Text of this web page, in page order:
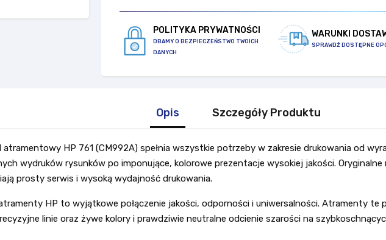
POLITYKA PRYWATNOŚCI
DBAMY O BEZPIECZEŃSTWO TWOICH
DANYCH
WARUNKI
SPRAWDŹ DOSTĘPNE
Opis Szczegóły Produktu
atramentowy HP 761 (CM992A) spełnia wszystkie potrzeby w zakresie drukowania od
wydruków rysunków po imponujące, kolorowe prezentacje wysokiej jakości. Oryginalne
prosty serwis i wysoką wydajność drukowania.
HP to wyjątkowe połączenie jakości, odporności i uniwersalności. Atramenty te
linie oraz żywe kolory i prawdziwie neutralne odcienie szarości na